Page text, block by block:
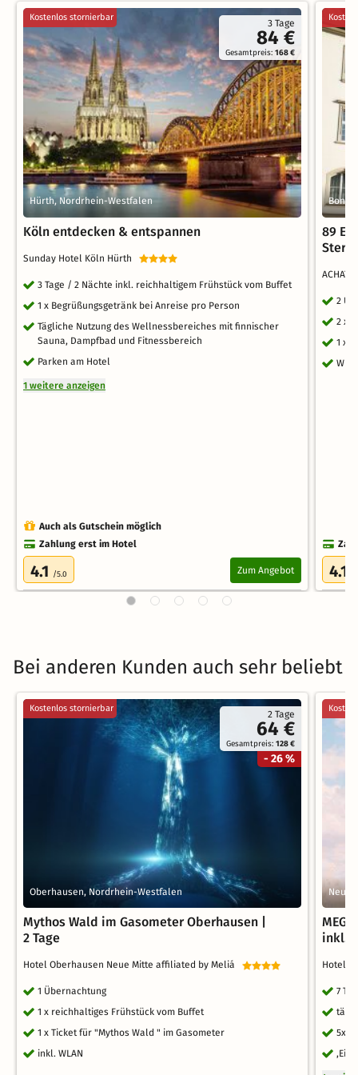
3 Tage
84 €
Gesamtpreis:168 €
Kostenlos stornierbar
Hürth, Nordrhein-Westfalen
Köln entdecken & entspannen
Sunday Hotel Köln Hürth
3 Tage / 2 Nächte inkl. reichhaltigem Frühstück vom Buffet
1 x Begrüßungsgetränk bei Anreise pro Person
Tägliche Nutzung des Wellnessbereiches mit finnischer
Sauna, Dampfbad und Fitnessbereich
Parken am Hotel
1 weitere anzeigen
Auch als Gutschein möglich
Zahlung erst im Hotel
4.1 /5.0 Zum Angebot
Bonn,
89
ACHAT
2
2 x
1 x
4.1
Bei anderen Kunden auch sehr beliebt
2 Tage
64 €
Gesamtpreis:128 €
- 26 %
Kostenlos stornierbar
Oberhausen, Nordrhein-Westfalen
Mythos Wald im Gasometer Oberhausen |
2 Tage
Hotel Oberhausen Neue Mitte affiliated by Meliá
1 Übernachtung
1 x reichhaltiges Frühstück vom Buffet
1 x Ticket für "Mythos Wald " im Gasometer
inkl. WLAN
inkl.
Hotel
7
5x